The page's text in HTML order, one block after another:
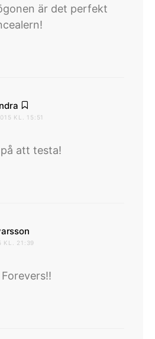
är det perfekt
KL. 15:51
att testa!
KL. 21:39